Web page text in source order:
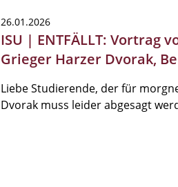
26.01.2026
ISU | ENTFÄLLT: Vortrag
Grieger Harzer Dvorak,
Liebe Studierende, der für
Dvorak muss leider abgesagt